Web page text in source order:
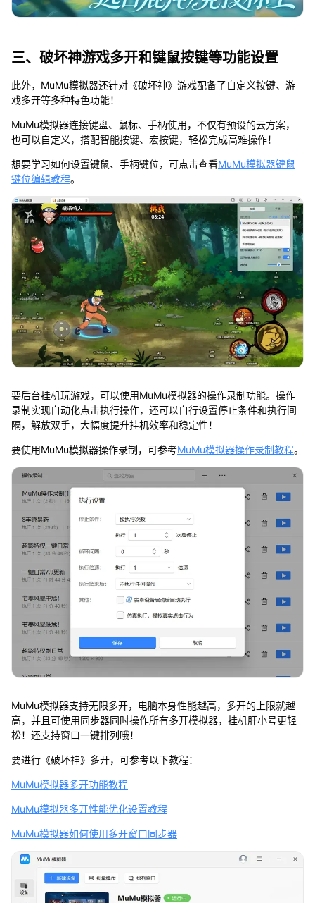
三、破坏神游戏多开和键鼠按键等功能设置
此外，MuMu模拟器还针对《破坏神》游戏配备了自定义按键、游
戏多开等多种特色功能！
MuMu模拟器连接键盘、鼠标、手柄使用，不仅有预设的云方案，
也可以自定义，搭配智能按键、宏按键，轻松完成高难操作！
想要学习如何设置键鼠、手柄键位，可点击查看MuMu模拟器键鼠
键位编辑教程。
要后台挂机玩游戏，可以使用MuMu模拟器的操作录制功能。操作
录制实现自动化点击执行操作，还可以自行设置停止条件和执行间
隔，解放双手，大幅度提升挂机效率和稳定性！
要使用MuMu模拟器操作录制，可参考MuMu模拟器操作录制教程。
MuMu模拟器支持无限多开，电脑本身性能越高，多开的上限就越
高，并且可使用同步器同时操作所有多开模拟器，挂机肝小号更轻
松！还支持窗口一键排列哦！
要进行《破坏神》多开，可参考以下教程：
MuMu模拟器多开功能教程
MuMu模拟器多开性能优化设置教程
MuMu模拟器如何使用多开窗口同步器